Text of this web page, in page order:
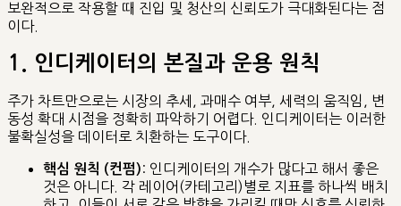
보완적으로 작용할 때 진입 및 청산의 신뢰도가 극대화된다는 점
이다.
1. 인디케이터의 본질과 운용 원칙
주가 차트만으로는 시장의 추세, 과매수 여부, 세력의 움직임, 변
동성 확대 시점을 정확히 파악하기 어렵다. 인디케이터는 이러한
불확실성을 데이터로 치환하는 도구이다.
핵심 원칙 (컨펌) : 인디케이터의 개수가 많다고 해서 좋은
것은 아니다. 각 레이어(카테고리)별로 지표를 하나씩 배치